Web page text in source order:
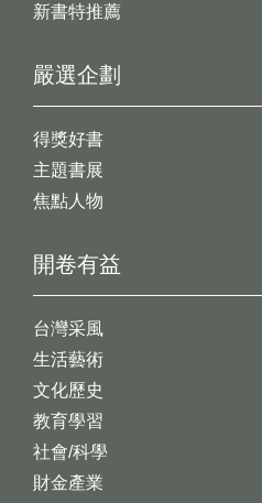
新書特推薦
開卷有益
台灣采風
生活藝術
文化歷史
教育學習
社會/科學
財金產業
嚴選企劃
得獎好書
主題書展
焦點人物